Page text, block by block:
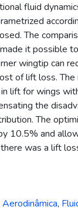
fluid
The
it possible
wingtip can
of lift loss. The
lift for wings
the
The
10.5% and
was a lift
Aerodinâmica,